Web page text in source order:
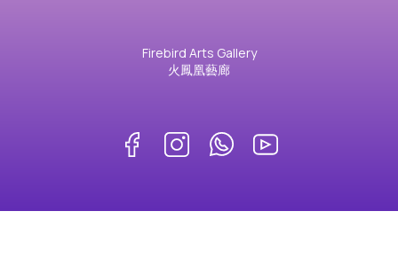
Firebird Arts Gallery
火鳳凰藝廊